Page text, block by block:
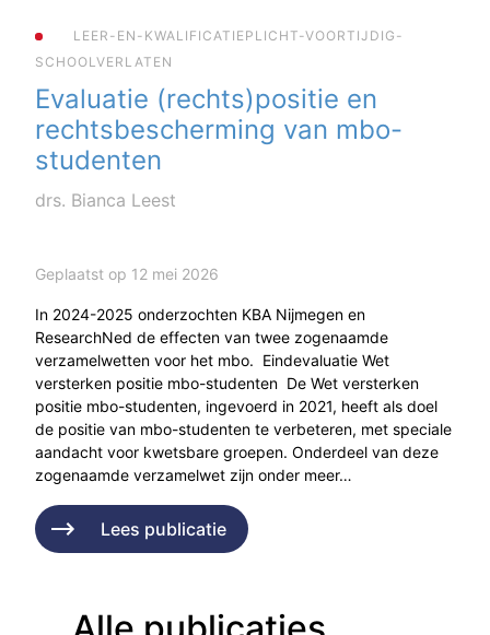
LEER-EN-KWALIFICATIEPLICHT-VOORTIJDIG-
SCHOOLVERLATEN
Evaluatie (rechts)positie en
rechtsbescherming van mbo-
studenten
drs. Bianca Leest
Geplaatst op 12 mei 2026
In 2024-2025 onderzochten KBA Nijmegen en
ResearchNed de effecten van twee zogenaamde
verzamelwetten voor het mbo. Eindevaluatie Wet
versterken positie mbo-studenten De Wet versterken
positie mbo-studenten, ingevoerd in 2021, heeft als doel
de positie van mbo-studenten te verbeteren, met speciale
aandacht voor kwetsbare groepen. Onderdeel van deze
zogenaamde verzamelwet zijn onder meer…
Lees publicatie